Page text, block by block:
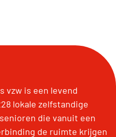
vzw is een levend
lokale zelfstandige
die vanuit een
de ruimte krijgen